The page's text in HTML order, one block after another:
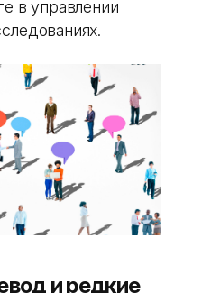
в управлении
и редкие